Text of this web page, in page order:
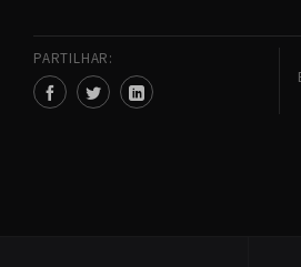
PARTILHAR: